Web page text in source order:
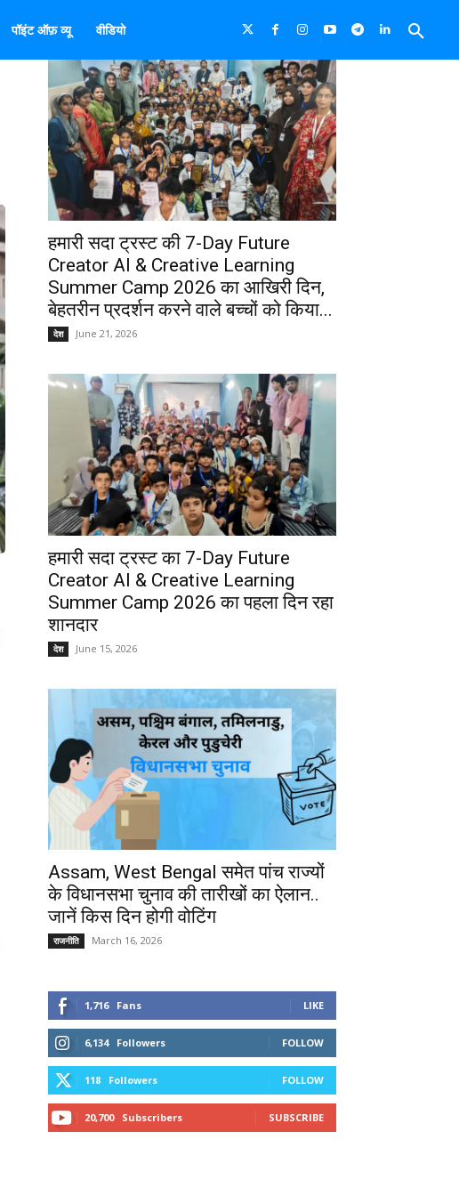
पॉइंट ऑफ़ व्यू वीडियो
हमारी सदा ट्रस्ट की 7-Day Future
Creator AI & Creative Learning
Summer Camp 2026 का आखिरी दिन,
बेहतरीन प्रदर्शन करने वाले बच्चों को किया...
देश June 21, 2026
हमारी सदा ट्रस्ट का 7-Day Future
Creator AI & Creative Learning
Summer Camp 2026 का पहला दिन रहा
शानदार
देश June 15, 2026
Assam, West Bengal समेत पांच राज्यों
के विधानसभा चुनाव की तारीखों का ऐलान..
जानें किस दिन होगी वोटिंग
राजनीति March 16, 2026
1,716 Fans LIKE
6,134 Followers FOLLOW
118 Followers FOLLOW
20,700 Subscribers SUBSCRIBE